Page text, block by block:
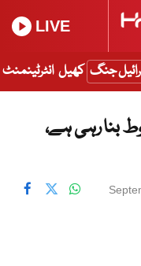
LIVE
جنگ کھیل انٹرٹینمنٹ
بنا رہی ہے،